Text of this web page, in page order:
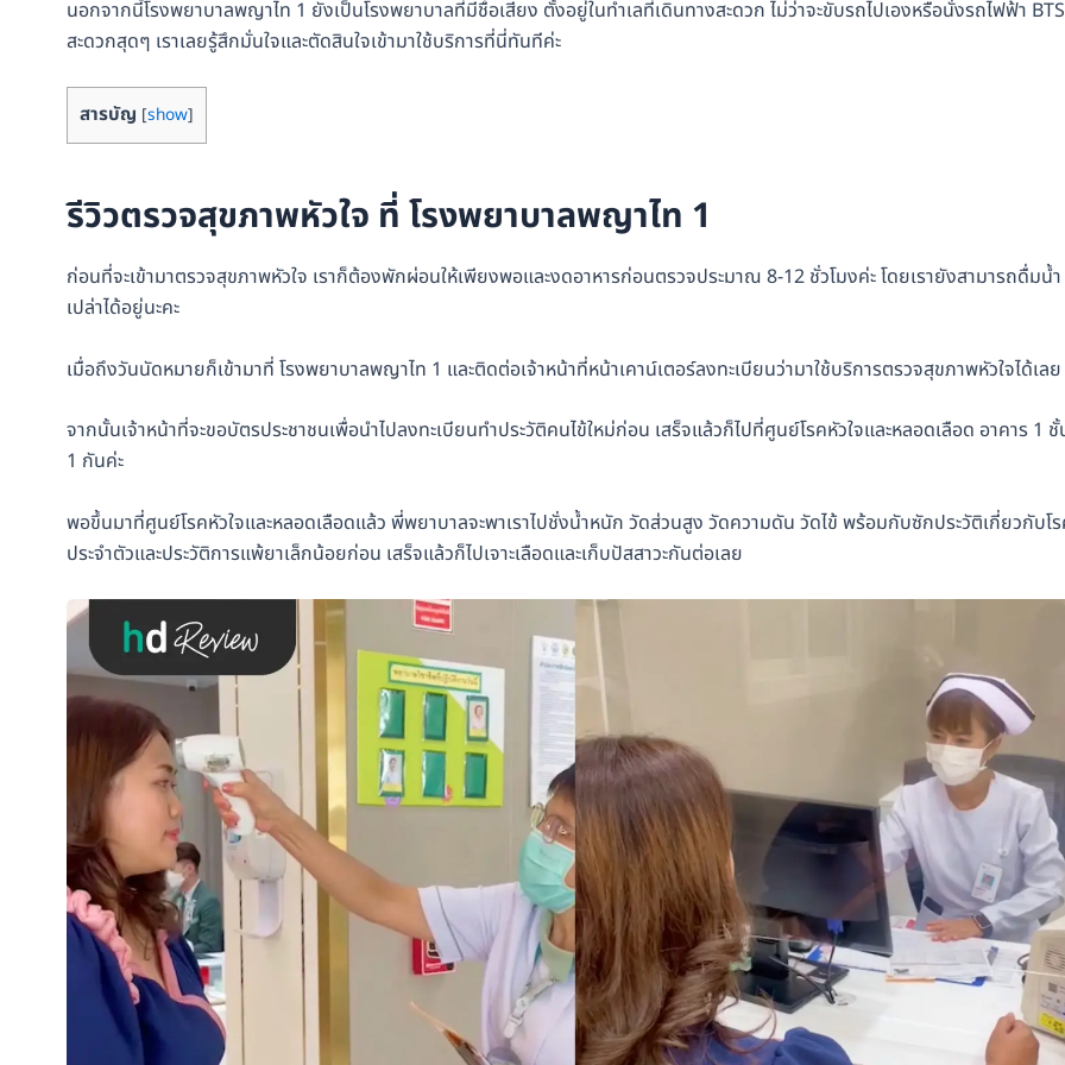
นอกจากนี้โรงพยาบาลพญาไท 1 ยังเป็นโรงพยาบาลที่มีชื่อเสียง ตั้งอยู่ในทำเลที่เดินทางสะดวก ไม่ว่าจะขับรถไปเองหรือนั่งรถไฟฟ้า
สะดวกสุดๆ เราเลยรู้สึกมั่นใจและตัดสินใจเข้ามาใช้บริการที่นี่ทันทีค่ะ
สารบัญ [show]
รีวิวตรวจสุขภาพหัวใจ ที่ โรงพยาบาลพญาไท 1
ก่อนที่จะเข้ามาตรวจสุขภาพหัวใจ เราก็ต้องพักผ่อนให้เพียงพอและงดอาหารก่อนตรวจประมาณ 8-12 ชั่วโมงค่ะ โดยเรายังสามารถดื่มน้ำ
เปล่าได้อยู่นะคะ
เมื่อถึงวันนัดหมายก็เข้ามาที่ โรงพยาบาลพญาไท 1 และติดต่อเจ้าหน้าที่หน้าเคาน์เตอร์ลงทะเบียนว่ามาใช้บริการตรวจสุขภาพหัวใจได้เลย
จากนั้นเจ้าหน้าที่จะขอบัตรประชาชนเพื่อนำไปลงทะเบียนทำประวัติคนไข้ใหม่ก่อน เสร็จแล้วก็ไปที่ศูนย์โรคหัวใจและหลอดเลือด อาคาร 1 ชั้
1 กันค่ะ
พอขึ้นมาที่ศูนย์โรคหัวใจและหลอดเลือดแล้ว พี่พยาบาลจะพาเราไปชั่งน้ำหนัก วัดส่วนสูง วัดความดัน วัดไข้ พร้อมกับซักประวัติเกี่ยวกับโ
ประจำตัวและประวัติการแพ้ยาเล็กน้อยก่อน เสร็จแล้วก็ไปเจาะเลือดและเก็บปัสสาวะกันต่อเลย